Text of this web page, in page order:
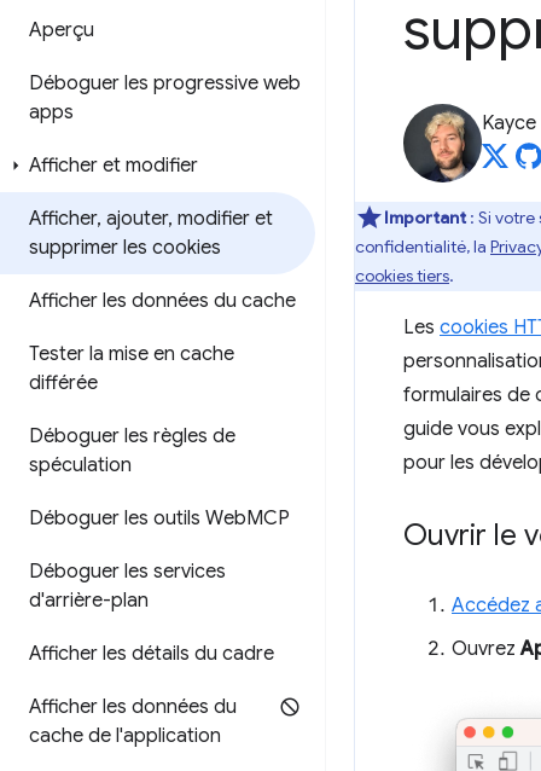
Aperçu
Déboguer les progressive web
apps
Afficher et modifier
Afficher, ajouter, modifier et
supprimer les cookies
Afficher les données du cache
Tester la mise en cache
différée
Déboguer les règles de
spéculation
Déboguer les outils WebMCP
Déboguer les services
d'arrière-plan
Afficher les détails du cadre
Afficher les données du
cache de l'application
Important : Si
confidentialité, la
cookies tiers.
Les cookies
formulaires de
guide vous
pour les
Ouvrir le
Accédez
Ouvrez